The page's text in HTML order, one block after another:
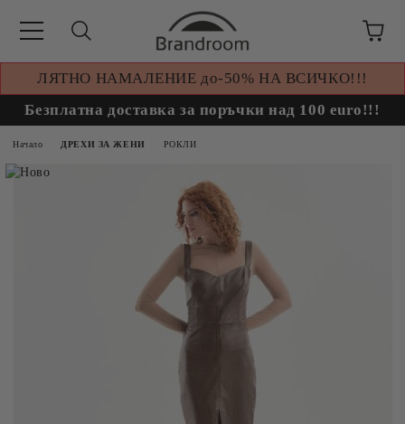
ЛЯТНО НАМАЛЕНИЕ до-50% НА ВСИЧКО!!!
Безплатна доставка за поръчки над 100 euro!!!
Начало ДРЕХИ ЗА ЖЕНИ РОКЛИ